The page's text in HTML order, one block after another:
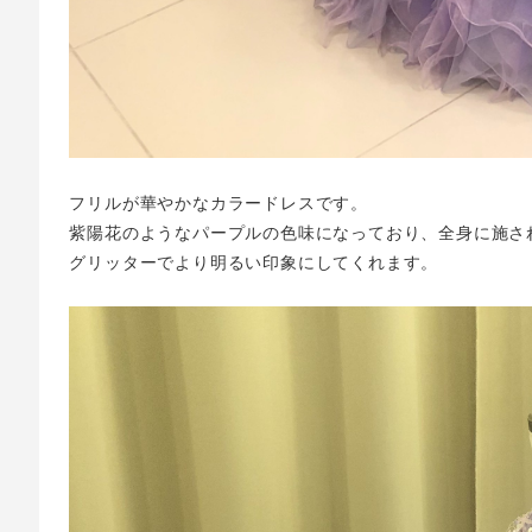
フリルが華やかなカラードレスです。
紫陽花のようなパープルの色味になっており、全身に施さ
グリッターでより明るい印象にしてくれます。